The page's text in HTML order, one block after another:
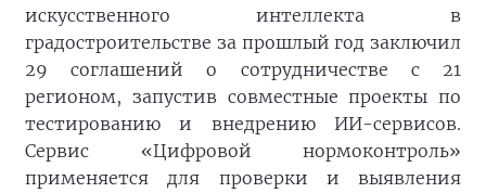
искусственного интеллекта в
градостроительстве за прошлый год заключил
29 соглашений о сотрудничестве с 21
регионом, запустив совместные проекты по
тестированию и внедрению ИИ-сервисов.
Сервис «Цифровой нормоконтроль»
применяется для проверки и выявления